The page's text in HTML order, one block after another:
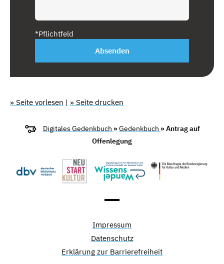
*Pflichtfeld
Absenden
» Seite vorlesen | » Seite drucken
Digitales Gedenkbuch »Gedenkbuch » Antrag auf
Offenlegung
Impressum
Datenschutz
Erklärung zur Barrierefreiheit